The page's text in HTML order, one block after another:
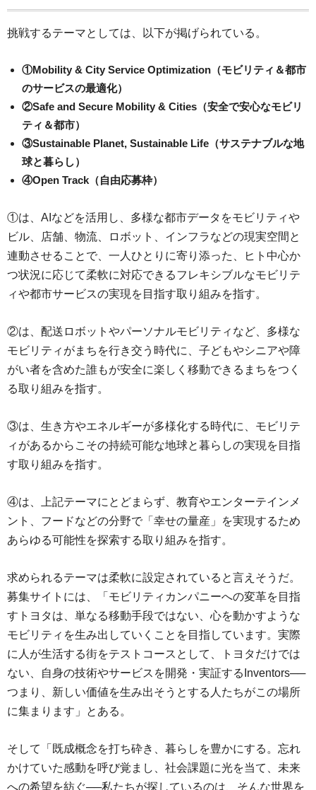
挑戦するテーマとしては、以下が掲げられている。
①Mobility & City Service Optimization（モビリティ＆都市
のサービスの最適化）
②Safe and Secure Mobility & Cities（安全で安心なモビリ
ティ＆都市）
③Sustainable Planet, Sustainable Life（サステナブルな地
球と暮らし）
④Open Track（自由応募枠）
①は、AIなどを活用し、多様な都市データをモビリティや
ビル、店舗、物流、ロボット、インフラなどの現実空間と
連動させることで、一人ひとりに寄り添った、ヒト中心か
つ状況に応じて柔軟に対応できるフレキシブルなモビリテ
ィや都市サービスの実現を目指す取り組みを指す。
②は、配送ロボットやパーソナルモビリティなど、多様な
モビリティがまちを行き交う時代に、子どもやシニアや障
がい者を含めた誰もが安全に楽しく移動できるまちをつく
る取り組みを指す。
③は、生き方やエネルギーが多様化する時代に、モビリテ
ィがあるからこその持続可能な地球と暮らしの実現を目指
す取り組みを指す。
④は、上記テーマにとどまらず、教育やエンターテインメ
ント、フードなどの分野で「幸せの量産」を実現するため
あらゆる可能性を探索する取り組みを指す。
求められるテーマは柔軟に設定されていると言えそうだ。
募集サイトには、「モビリティカンパニーへの変革を目指
すトヨタは、単なる移動手段ではない、心を動かすような
モビリティを生み出していくことを目指しています。実際
に人が生活する街をテストコースとして、トヨタだけでは
ない、自身の技術やサービスを開発・実証するInventors──
つまり、新しい価値を生み出そうとする人たちがこの場所
に集まります」とある。
そして「既成概念を打ち砕き、暮らしを豊かにする。忘れ
かけていた感動を呼び覚まし、社会課題に光を当て、未来
への希望を紡ぐ──私たちが探しているのは、そんな世界を